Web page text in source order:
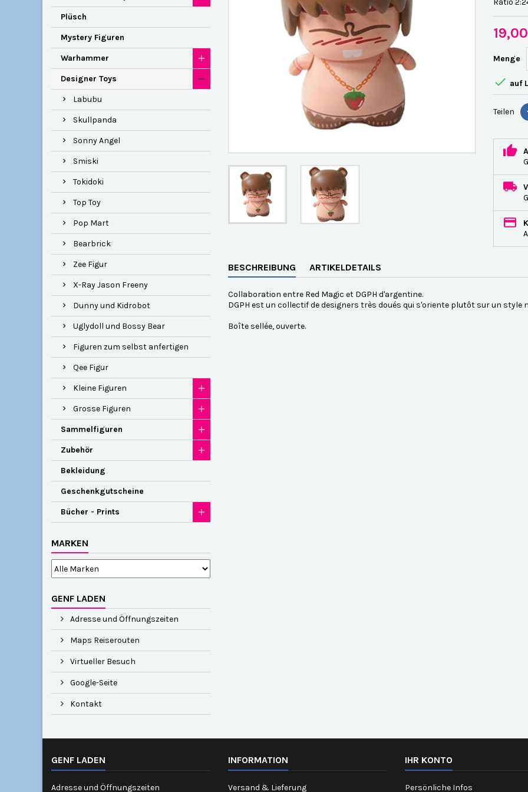
Plüsch
Mystery Figuren
Warhammer
Designer Toys
Labubu
Skullpanda
Sonny Angel
Smiski
Tokidoki
Top Toy
Pop Mart
Bearbrick
Zee Figur
X-Ray Jason Freeny
Dunny und Kidrobot
Uglydoll und Bossy Bear
Figuren zum selbst anfertigen
Qee Figur
Kleine Figuren
Grosse Figuren
Sammelfiguren
Zubehör
Bekleidung
Geschenkgutscheine
Bücher - Prints
MARKEN
GENF LADEN
Adresse und Öffnungszeiten
Maps Reiserouten
Virtueller Besuch
Google-Seite
Kontakt
Ratio
Menge
 auf
Teilen
BESCHREIBUNG ARTIKELDETAILS
Collaboration entre Red Magic et DGPH d'argentine.
DGPH est un collectif de designers très doués qui s'oriente plutôt sur un style
Boîte sellée, ouverte.
GENF LADEN
Adresse und Öffnungszeiten
INFORMATION
Versand & Lieferung
IHR KONTO
Persönliche Infos